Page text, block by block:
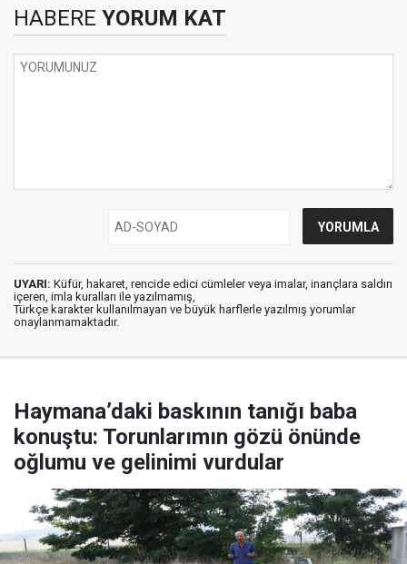
HABERE YORUM KAT
UYARI: Küfür, hakaret, rencide edici cümleler veya imalar, inançlara saldırı
içeren, imla kuralları ile yazılmamış,
Türkçe karakter kullanılmayan ve büyük harflerle yazılmış yorumlar
onaylanmamaktadır.
Haymana’daki baskının tanığı baba
konuştu: Torunlarımın gözü önünde
oğlumu ve gelinimi vurdular